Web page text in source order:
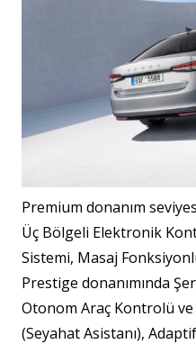
Premium donanım
Üç Bölgeli Elektronik
Sistemi​, Masaj
Prestige donanımında
Otonom Araç Kontrolü ve
(Seyahat Asistanı),